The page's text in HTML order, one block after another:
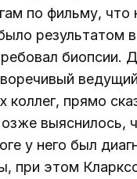
по фильму, что
результатом
биопсии.
коллег, прямо
выяснилось,
у него был
при этом